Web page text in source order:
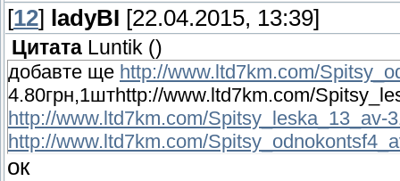
[12] ladyBI [22.04.2015, 13:39]
Цитата Luntik ()
добавте ще http://www.ltd7km.com/
4.80грн,1шт http://www.ltd7km.com/
http://www.ltd7km.com/Spitsy_leska_13_av-
http://www.ltd7km.com/
ок